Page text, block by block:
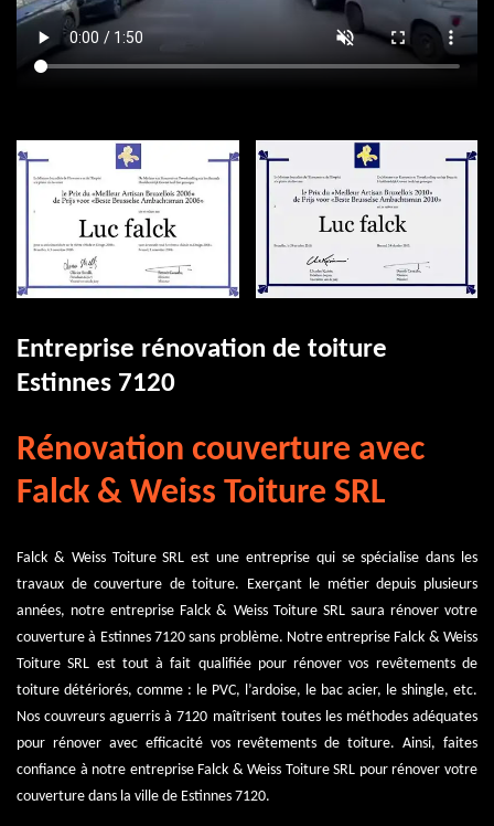
Entreprise rénovation de toiture
Estinnes 7120
Rénovation couverture avec
Falck & Weiss Toiture SRL
Falck & Weiss Toiture SRL est une entreprise qui se spécialise dans les
travaux de couverture de toiture. Exerçant le métier depuis plusieurs
années, notre entreprise Falck & Weiss Toiture SRL saura rénover votre
couverture à Estinnes 7120 sans problème. Notre entreprise Falck & Weiss
Toiture SRL est tout à fait qualifiée pour rénover vos revêtements de
toiture détériorés, comme : le PVC, l’ardoise, le bac acier, le shingle, etc.
Nos couvreurs aguerris à 7120 maîtrisent toutes les méthodes adéquates
pour rénover avec efficacité vos revêtements de toiture. Ainsi, faites
confiance à notre entreprise Falck & Weiss Toiture SRL pour rénover votre
couverture dans la ville de Estinnes 7120.